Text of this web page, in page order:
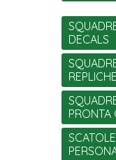
DECALS
PRONTA